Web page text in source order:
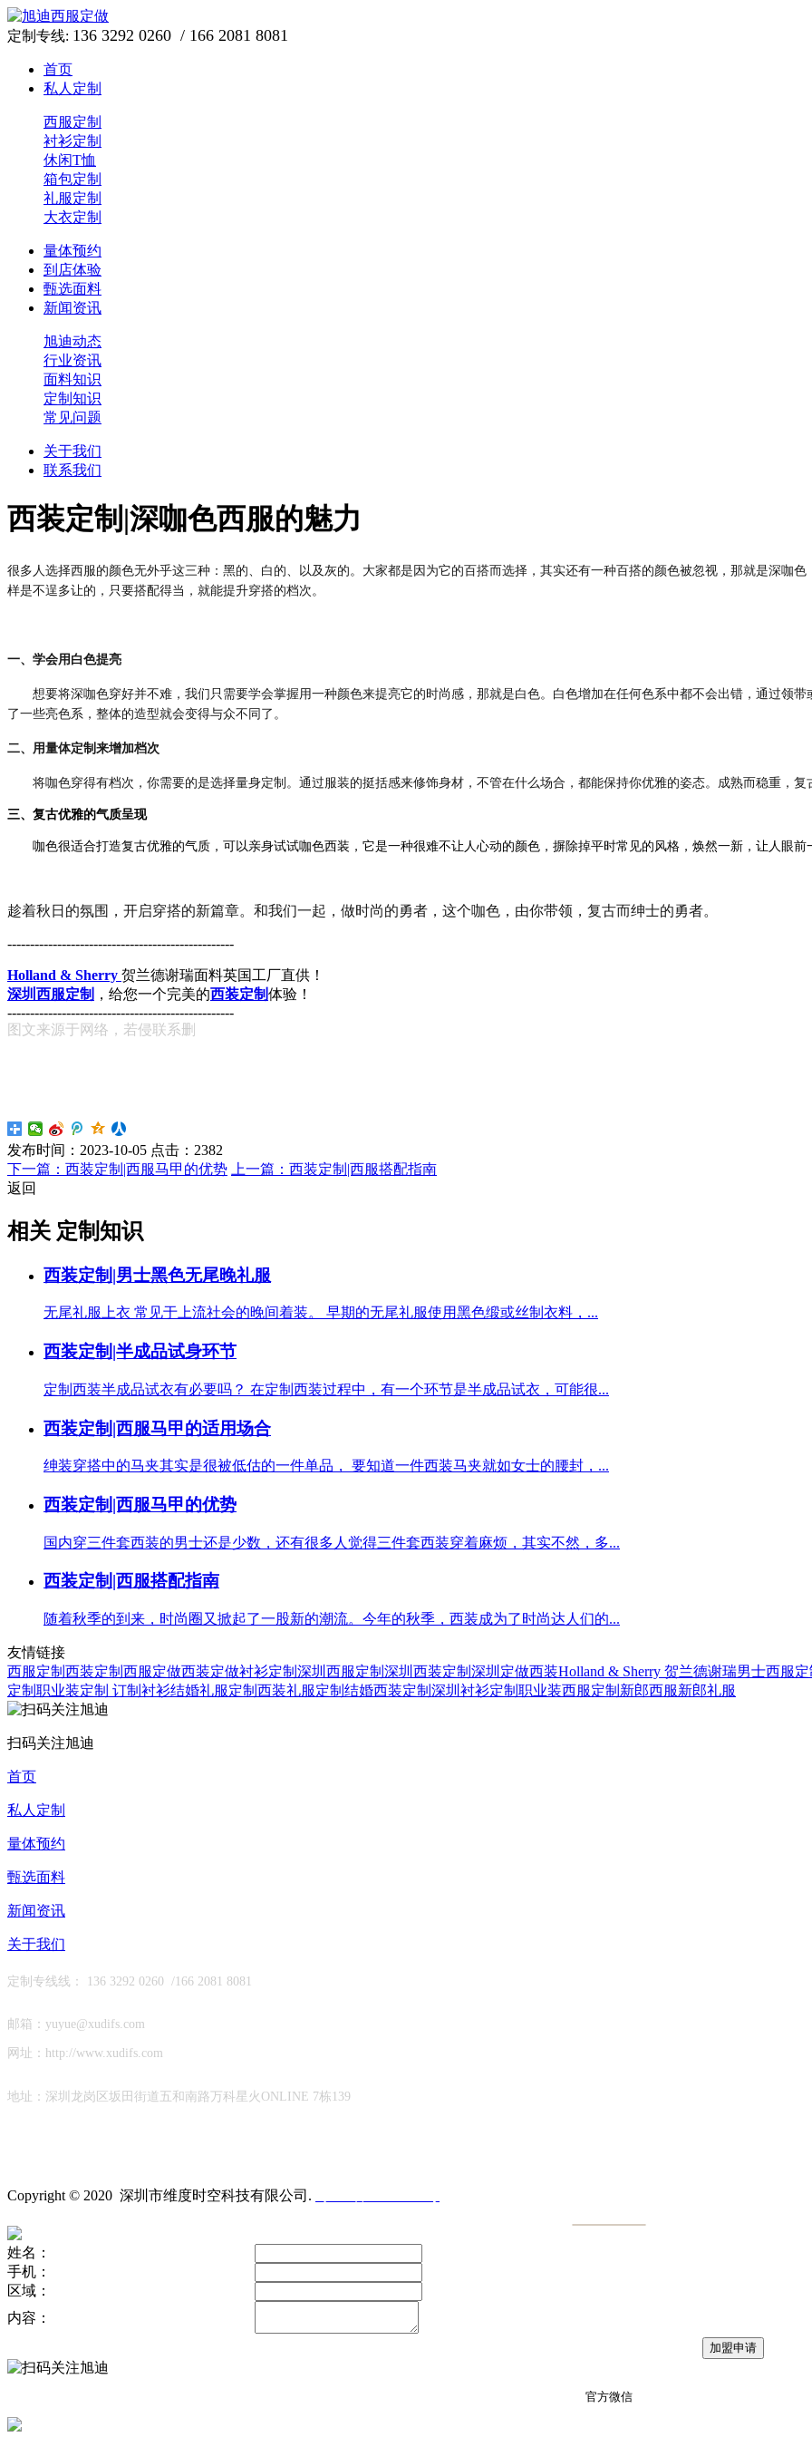
定制专线: 136 3292 0260 / 166 2081 8081
首页
私人定制
西服定制
衬衫定制
休闲T恤
箱包定制
礼服定制
大衣定制
量体预约
到店体验
甄选面料
新闻资讯
旭迪动态
行业资讯
面料知识
定制知识
常见问题
关于我们
联系我们
西装定制|深咖色西服的魅力
很多人选择西服的颜色无外乎这三种：黑的、白的、以及灰的。大家都是因为它的百搭而选择，其实还有一种百搭的颜色被忽视，那就是深咖
样是不逞多让的，只要搭配得当，就能提升穿搭的档次。
一、学会用白色提亮
想要将深咖色穿好并不难，我们只需要学会掌握用一种颜色来提亮它的时尚感，那就是白色。白色增加在任何色系中都不会出错，通过领
了一些亮色系，整体的造型就会变得与众不同了。
二、用量体定制来增加档次
将咖色穿得有档次，你需要的是选择量身定制。通过服装的挺括感来修饰身材，不管在什么场合，都能保持你优雅的姿态。成熟而稳重，
三、复古优雅的气质呈现
咖色很适合打造复古优雅的气质，可以亲身试试咖色西装，它是一种很难不让人心动的颜色，摒除掉平时常见的风格，焕然一新，让人眼前
趁着秋日的氛围，开启穿搭的新篇章。和我们一起，做时尚的勇者，这个咖色，由你带领，复古而绅士的勇者。
--------------------------------------------------
Holland & Sherry 贺兰德谢瑞面料英国工厂直供！
深圳西服定制 ，给您一个完美的西装定制体验！
--------------------------------------------------
图文来源于网络，若侵联系删
发布时间： 2023-10-05 点击： 2382
下一篇：西装定制|西服马甲的优势
上一篇：西装定制|西服搭配指南
返回
相关 定制知识
西装定制|男士黑色无尾晚礼服
无尾礼服上衣 常见于上流社会的晚间着装。 早期的无尾礼服使用黑色缎或丝制衣料，...
西装定制|半成品试身环节
定制西装半成品试衣有必要吗？ 在定制西装过程中，有一个环节是半成品试衣，可能很...
西装定制|西服马甲的适用场合
绅装穿搭中的马夹其实是很被低估的一件单品， 要知道一件西装马夹就如女士的腰封，...
西装定制|西服马甲的优势
国内穿三件套西装的男士还是少数，还有很多人觉得三件套西装穿着麻烦，其实不然，多...
西装定制|西服搭配指南
随着秋季的到来，时尚圈又掀起了一股新的潮流。今年的秋季，西装成为了时尚达人们的...
友情链接
西服定制 西装定制 西服定做西装定做衬衫定制 深圳西服定制 深圳西装定制 深圳定做西装Holland & Sherry 贺兰德谢瑞男士西服定
定制 职业装定制 订制衬衫结婚礼服定制 西装礼服定制 结婚西装定制 深圳衬衫定制 职业装西服定制 新郎西服新郎礼服
扫码关注旭迪
首页
私人定制
量体预约
甄选面料
新闻资讯
关于我们
定制专线线： 136 3292 0260 /166 2081 8081
邮箱：yuyue@xudifs.com
网址：http://www.xudifs.com
地址： 深圳龙岗区坂田街道 五和南路万科星火ONLINE 7栋139
Copyright © 2020 深圳市维度时空科技有限公司 .
姓名：
手机：
区域：
内容：
官方微信